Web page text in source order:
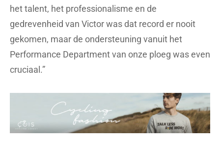
het talent, het professionalisme en de
gedrevenheid van Victor was dat record er nooit
gekomen, maar de ondersteuning vanuit het
Performance Department van onze ploeg was even
cruciaal.”